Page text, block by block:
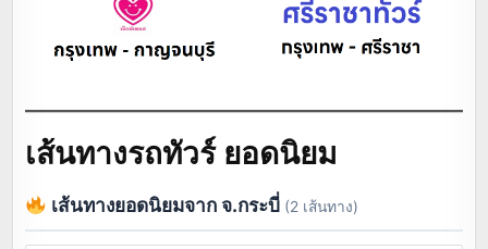
เส้นทางรถทัวร์ ยอดนิยม
เส้นทางยอดนิยมจาก จ.กระบี่ (2 เส้นทาง)